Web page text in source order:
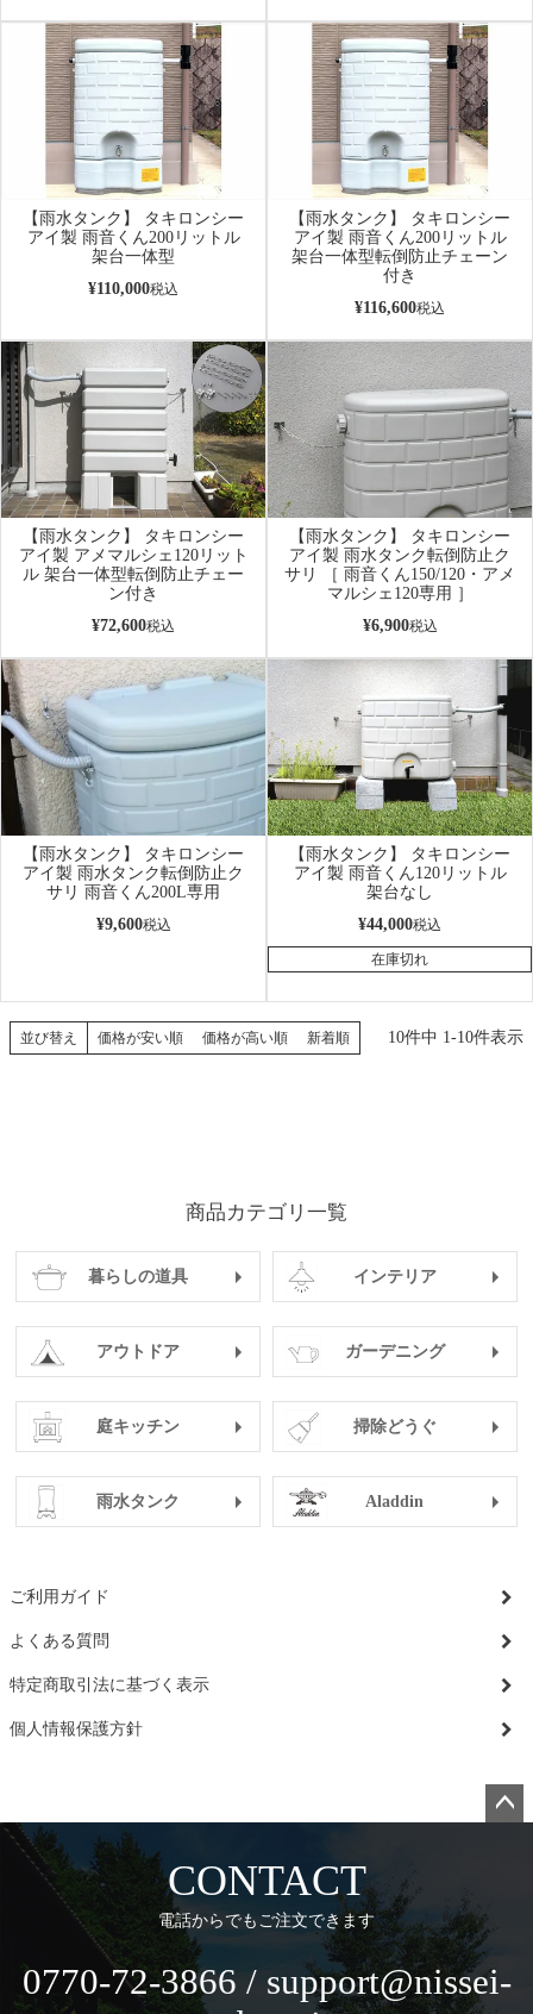
【雨水タンク】 タキロンシー
アイ製 雨音くん200リットル
架台一体型
¥110,000税込
【雨水タンク】 タキロンシー
アイ製 雨音くん200リットル
架台一体型転倒防止チェーン
付き
¥116,600税込
【雨水タンク】 タキロンシー
アイ製 アメマルシェ120リット
ル 架台一体型転倒防止チェー
ン付き
¥72,600税込
【雨水タンク】 タキロンシー
アイ製 雨水タンク転倒防止ク
サリ ［ 雨音くん150/120・アメ
マルシェ120専用 ］
¥6,900税込
【雨水タンク】 タキロンシー
アイ製 雨水タンク転倒防止ク
サリ 雨音くん200L専用
¥9,600税込
【雨水タンク】 タキロンシー
アイ製 雨音くん120リットル
架台なし
¥44,000税込
在庫切れ
並び替え 価格が安い順 価格が高い順 新着順 10件中 1-10件表示
商品カテゴリ一覧
暮らしの道具 インテリア
アウトドア ガーデニング
庭キッチン 掃除どうぐ
雨水タンク Aladdin
ご利用ガイド
よくある質問
特定商取引法に基づく表示
個人情報保護方針
へ
CONTACT
電話からでもご注文できます
0770-72-3866 / support@nissei-